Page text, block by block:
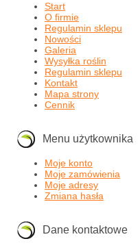
Start
O firmie
Regulamin sklepu
Nowości
Galeria
Wysyłka roślin
Regulamin sklepu
Kontakt
Mapa strony
Cennik
Menu użytkownika
Moje konto
Moje zamówienia
Moje adresy
Zmiana hasła
Dane kontaktowe